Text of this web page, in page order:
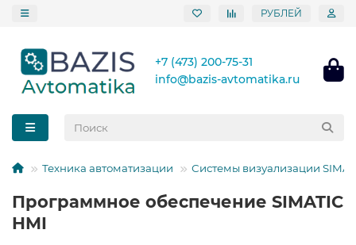
РУБЛЕЙ
+7 (473) 200-75-31
info@bazis-avtomatika.ru
Техника автоматизации Системы визуализации
Программное обеспечение SIMATIC
HMI